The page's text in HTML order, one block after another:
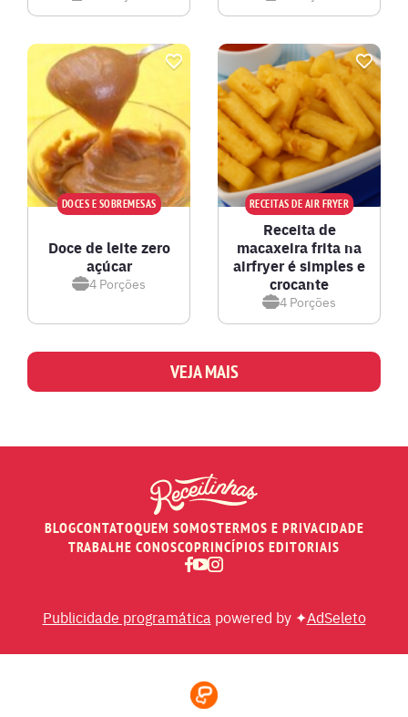
DOCES E SOBREMESAS
Doce de leite zero
açúcar
4 Porções
RECEITAS DE AIR FRYER
Receita de
macaxeira frita na
airfryer é simples e
crocante
4 Porções
VEJA MAIS
BLOGCONTATOQUEM SOMOSTERMOS E PRIVACIDADE
TRABALHE CONOSCOPRINCÍPIOS EDITORIAIS
Publicidade programática powered by ✦AdSeleto